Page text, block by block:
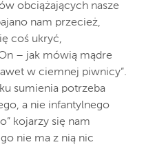
obciążających nasze
nam przecież,
coś ukryć,
– jak mówią mądre
w ciemnej piwnicy”.
sumienia potrzeba
a nie infantylnego
kojarzy się nam
nie ma z nią nic